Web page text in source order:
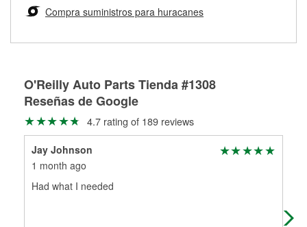
Más información sobre el Programa de Préstamo de
medirán tus tambores o discos para determinar si pueden
ser rectificados con seguridad. Si tus tambores o discos no
partes de reemplazo correctas para tu reparación.
Compra suministros para huracanes
O'Reilly Auto Parts Tienda #1308
Reseñas de Google
4.7 rating of 189 reviews
Jay Johnson
1 month ago
Had what I needed